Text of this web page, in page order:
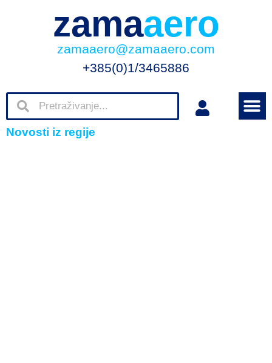
zamaaero
zamaaero@zamaaero.com
+385(0)1/3465886
Novosti iz regije